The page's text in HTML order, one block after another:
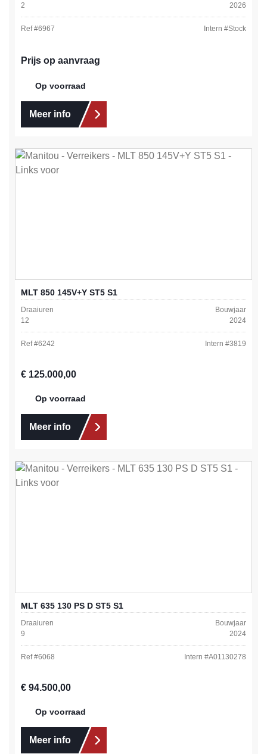
2 2026
Ref #6967 Intern #Stock
Prijs op aanvraag
Op voorraad
Meer info
MLT 850 145V+Y ST5 S1
Draaiuren
12
Bouwjaar
2024
Ref #6242 Intern #3819
Normale prijs:
€ 125.000,00
Op voorraad
Meer info
MLT 635 130 PS D ST5 S1
Draaiuren
9
Bouwjaar
2024
Ref #6068 Intern #A01130278
Normale prijs:
€ 94.500,00
Op voorraad
Meer info